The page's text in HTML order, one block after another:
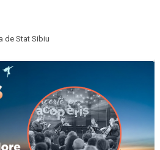
de Stat Sibiu